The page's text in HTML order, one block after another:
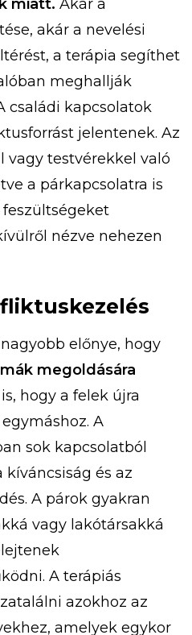
miatt. Akár a
akár a nevelési
a terápia segíthet
meghallják
családi kapcsolatok
jelentenek. Az
vagy testvérekkel való
a párkapcsolatra is
feszültségeket
nézve nehezen
előnye, hogy
megoldására
hogy a felek újra
A
sok kapcsolatból
és az
A párok gyakran
vagy lakótársakká
A terápiás
azokhoz az
amelyek egykor